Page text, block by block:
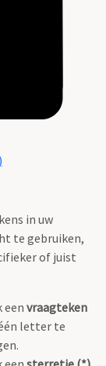
in uw
te gebruiken,
of juist
eenvraagteken
letter te